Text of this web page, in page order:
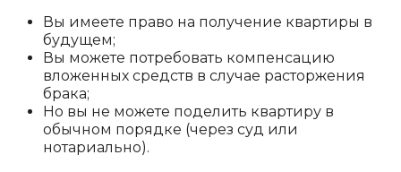
Вы имеете право на получение квартиры в
будущем;
Вы можете потребовать компенсацию
вложенных средств в случае расторжения
брака;
Но вы не можете поделить квартиру в
обычном порядке (через суд или
нотариально).